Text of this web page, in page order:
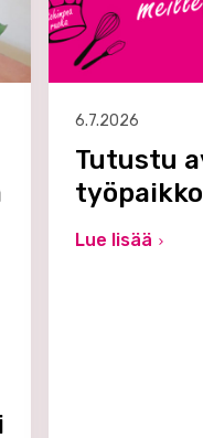
6.7.2026
Tutustu
Lue lisää